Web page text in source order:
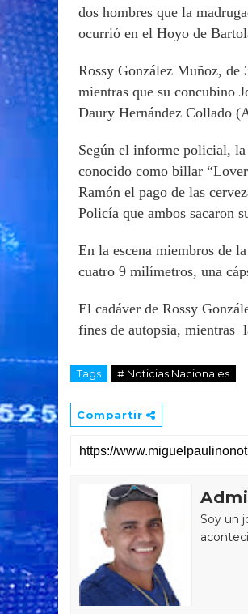
dos hombres que la
ocurrió en el Hoyo de
Rossy González Muñoz, de
mientras que su concubino
Daury Hernández Collado
Según el informe policial, la
conocido como billar
Ramón el pago de las
Policía que ambos sacaron
En la escena miembros de
cuatro 9 milímetros, una
El cadáver de Rossy
fines de autopsia, mientras
Tags # Noticias Nacionales
Compartir
Soy un